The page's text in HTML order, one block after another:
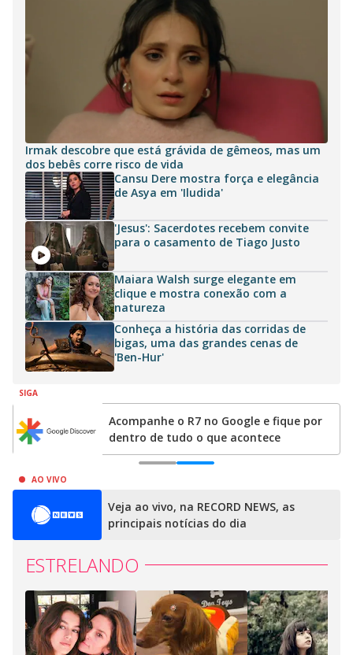
Irmak descobre que está grávida de gêmeos, mas um
dos bebês corre risco de vida
Cansu Dere mostra força e elegância
de Asya em 'Iludida'
'Jesus': Sacerdotes recebem convite
para o casamento de Tiago Justo
Maiara Walsh surge elegante em
clique e mostra conexão com a
natureza
Conheça a história das corridas de
bigas, uma das grandes cenas de
'Ben-Hur'
SIGA
Adicione o R7.com como sua fonte
preferencial no Google
AO VIVO
Veja ao vivo, na RECORD NEWS, as
principais notícias do dia
ESTRELANDO